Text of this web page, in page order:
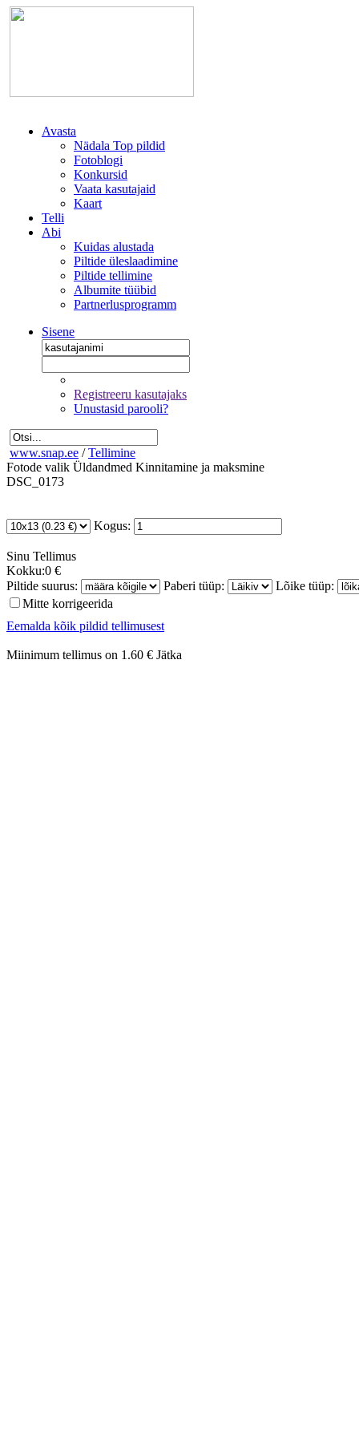
Avasta
Nädala Top pildid
Fotoblogi
Konkursid
Vaata kasutajaid
Kaart
Telli
Abi
Kuidas alustada
Piltide üleslaadimine
Piltide tellimine
Albumite tüübid
Partnerlusprogramm
Sisene
Registreeru kasutajaks
Unustasid parooli?
www.snap.ee / Tellimine
Fotode valik Üldandmed Kinnitamine ja maksmine
DSC_0173
Kogus:
Sinu Tellimus
Kokku:0 €
Piltide suurus:
Paberi tüüp:
Lõike tüüp:
Mitte korrigeerida
Eemalda kõik pildid tellimusest
Miinimum tellimus on 1.60 € Jätka